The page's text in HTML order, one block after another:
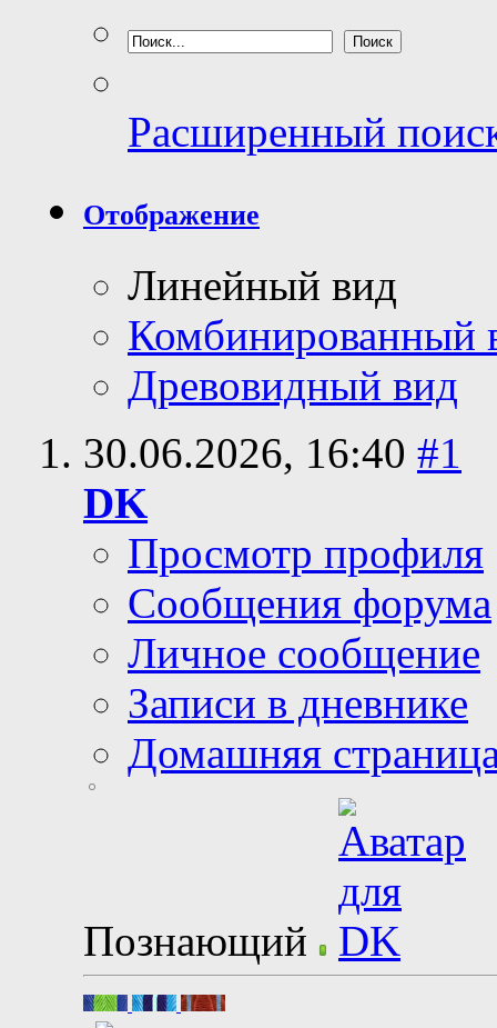
Расширенный
Отображение
Линейный вид
Комбинированный
Древовидный вид
30.06.2026, 16:40 #1
DK
Просмотр профиля
Сообщения форума
Личное сообщение
Записи в дневнике
Домашняя
Познающий